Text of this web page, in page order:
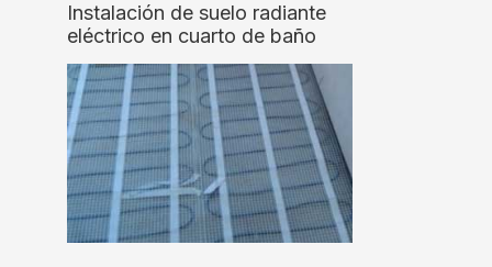
Instalación de suelo radiante
eléctrico en cuarto de baño